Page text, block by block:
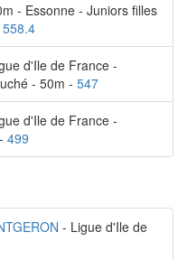
- Essonne - Juniors filles
558.4
d'Ile de France -
- 50m - 547
d'Ile de France -
499
- Ligue d'Ile de